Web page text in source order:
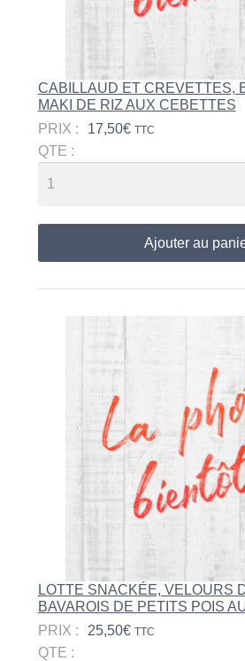
CABILLAUD ET CREVETTES,
MAKI DE RIZ AUX CEBETTES
PRIX :
17,50€ TTC
QTE :
Ajouter au
LOTTE SNACKÉE, VELOURS
BAVAROIS DE PETITS POIS
PRIX :
25,50€ TTC
QTE :